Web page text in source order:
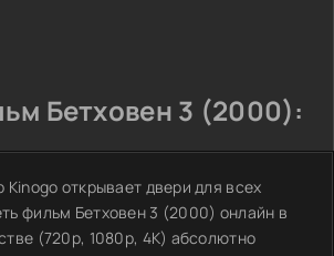
Бетховен 3 (2000):
открывает двери для всех
фильм Бетховен 3 (2000) онлайн в
(720p, 1080p, 4K) абсолютно